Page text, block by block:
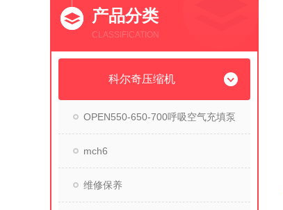
产品分类
CLASSIFICATION
科尔奇压缩机
OPEN550-650-700呼吸空气充填泵
mch6
维修保养